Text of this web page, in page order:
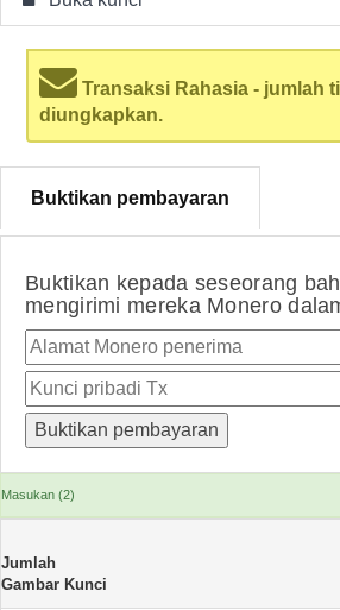
Transaksi Rahasia - jumlah
diungkapkan.
Buktikan pembayaran
Buktikan kepada seseorang
mengirimi mereka Monero
Masukan (2)
Jumlah
Gambar Kunci